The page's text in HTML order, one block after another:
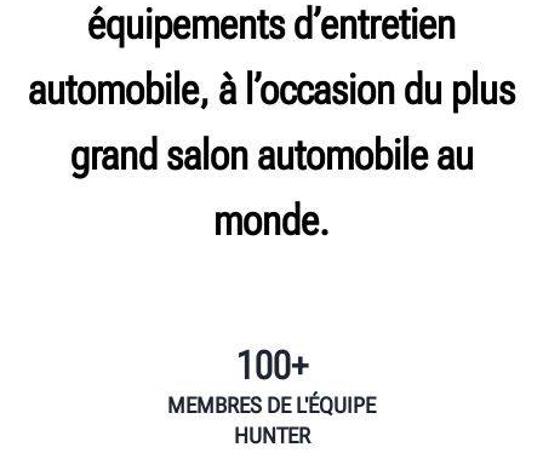
équipements d’entretien
automobile, à l’occasion du plus
grand salon automobile au
monde.
100+
MEMBRES DE L'ÉQUIPE
HUNTER